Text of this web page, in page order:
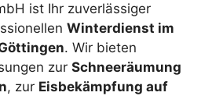
ist Ihr zuverlässiger
Winterdienst im
. Wir bieten
zur Schneeräumung
, zur Eisbekämpfung auf